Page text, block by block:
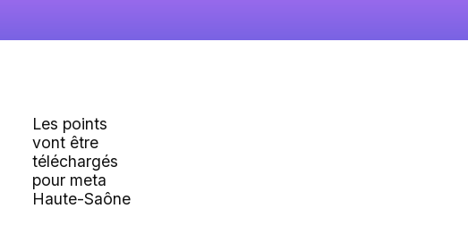
Les points
vont être
téléchargés
pour meta
Haute-Saône